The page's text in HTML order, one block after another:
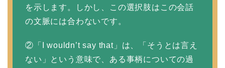
を示します。しかし、この選択肢はこの会話
の文脈には合わないです。
②「I wouldn’t say that」は、「そうとは言え
ない」という意味で、ある事柄についての過